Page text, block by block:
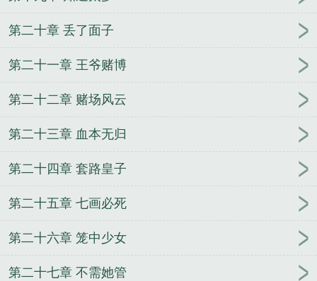
第二十章 丢了面子
第二十一章 王爷赌博
第二十二章 赌场风云
第二十三章 血本无归
第二十四章 套路皇子
第二十五章 七画必死
第二十六章 笼中少女
第二十七章 不需她管